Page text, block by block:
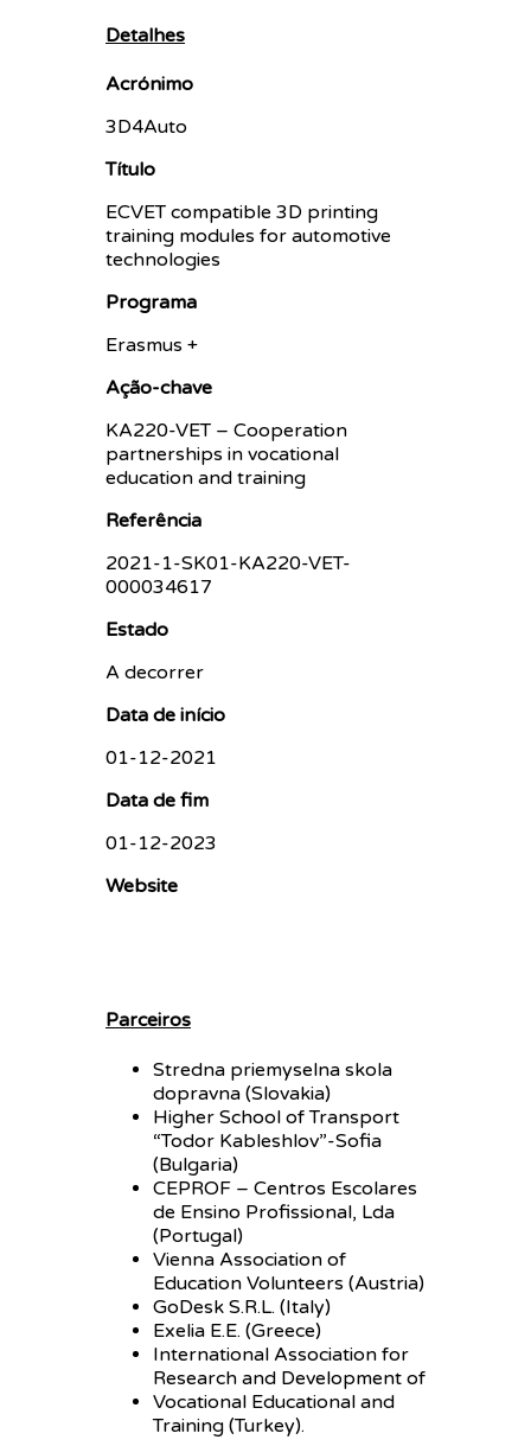
Detalhes
Acrónimo
3D4Auto
Título
ECVET compatible 3D printing
training modules for automotive
technologies
Programa
Erasmus +
Ação-chave
KA220-VET – Cooperation
partnerships in vocational
education and training
Referência
2021-1-SK01-KA220-VET-
000034617
Estado
A decorrer
Data de início
01-12-2021
Data de fim
01-12-2023
Website
Parceiros
Stredna priemyselna skola
dopravna (Slovakia)
Higher School of Transport
“Todor Kableshlov”-Sofia
(Bulgaria)
CEPROF – Centros Escolares
de Ensino Profissional, Lda
(Portugal)
Vienna Association of
Education Volunteers (Austria)
GoDesk S.R.L. (Italy)
Exelia E.E. (Greece)
International Association for
Research and Development of
Vocational Educational and
Training (Turkey).